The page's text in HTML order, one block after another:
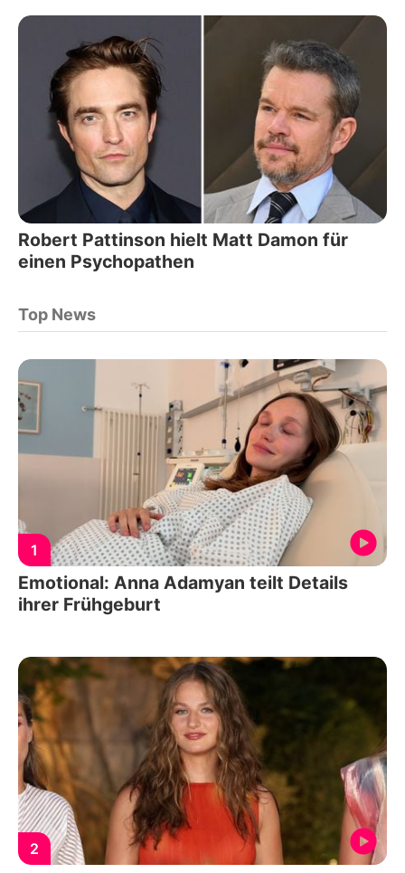
Robert Pattinson hielt Matt Damon für
einen Psychopathen
Top News
1
Emotional: Anna Adamyan teilt Details
ihrer Frühgeburt
2